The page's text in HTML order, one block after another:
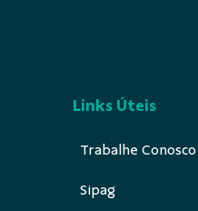
Links Úteis
Trabalhe Conosco
Sipag